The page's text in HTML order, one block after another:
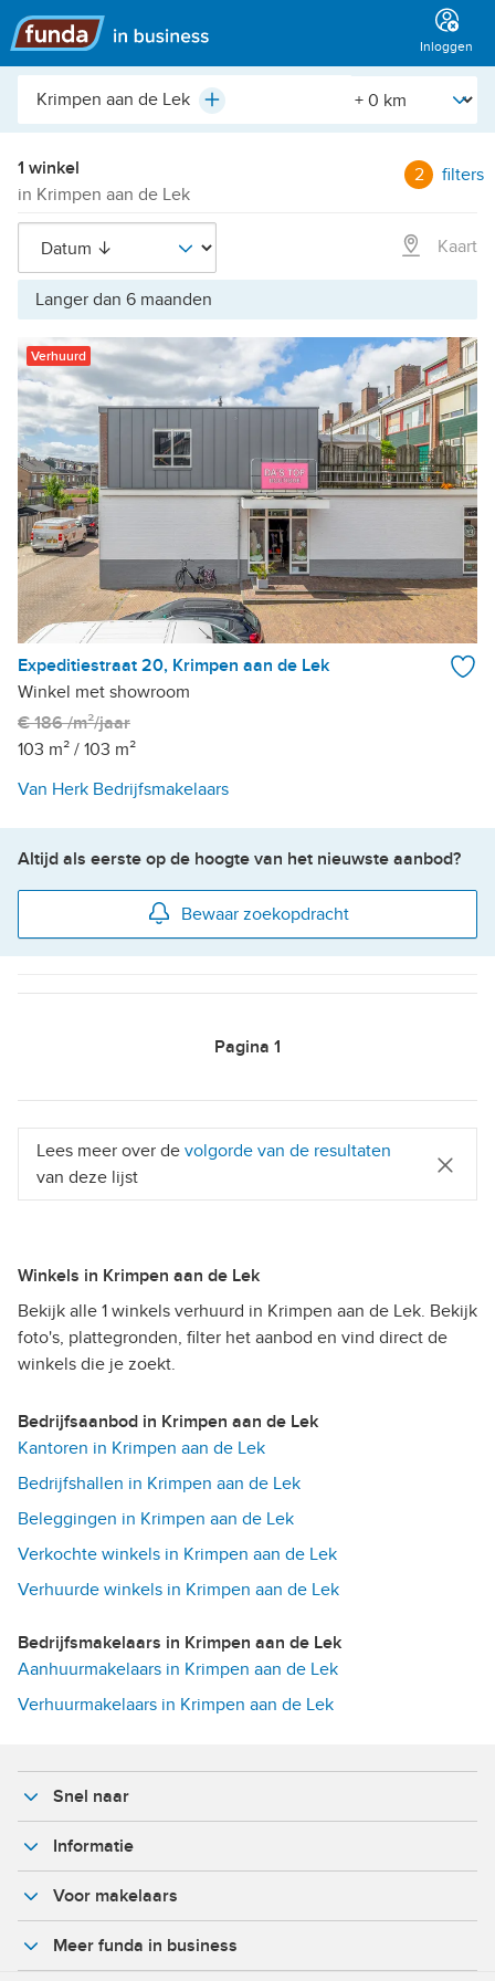
Hoofdmenu
Inloggen
Plaats,
etc.
Plus [Straal]
1 winkel
in Krimpen aan de Lek
2 filters
Kaart
Langer dan 6 maanden
Verhuurd
Expeditiestraat 20, Krimpen aan de Lek
Winkel met showroom
€ 186 /m²/jaar
103 m² / 103 m²
Van Herk Bedrijfsmakelaars
Altijd als eerste op de hoogte van het nieuwste aanbod?
Bewaar zoekopdracht
Pagina 1
Lees meer over de volgorde van de resultaten
van deze lijst
Winkels in Krimpen aan de Lek
Bekijk alle 1 winkels verhuurd in Krimpen aan de Lek. Bekijk
foto's, plattegronden, filter het aanbod en vind direct de
winkels die je zoekt.
Bedrijfsaanbod in Krimpen aan de Lek
Kantoren in Krimpen aan de Lek
Bedrijfshallen in Krimpen aan de Lek
Beleggingen in Krimpen aan de Lek
Verkochte winkels in Krimpen aan de Lek
Verhuurde winkels in Krimpen aan de Lek
Bedrijfsmakelaars in Krimpen aan de Lek
Aanhuurmakelaars in Krimpen aan de Lek
Verhuurmakelaars in Krimpen aan de Lek
Snel naar
Informatie
Voor makelaars
Meer funda in business